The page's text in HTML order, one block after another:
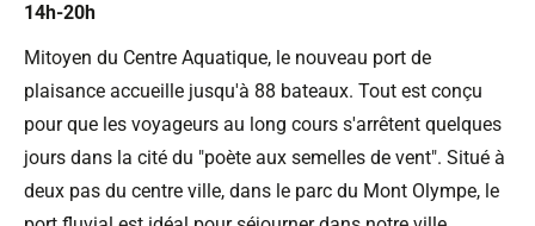
14h-20h
Mitoyen du Centre Aquatique, le nouveau port de
plaisance accueille jusqu'à 88 bateaux. Tout est conçu
pour que les voyageurs au long cours s'arrêtent quelques
jours dans la cité du "poète aux semelles de vent". Situé à
deux pas du centre ville, dans le parc du Mont Olympe, le